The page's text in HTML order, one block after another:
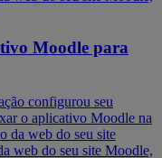
Moodle para
configurou seu
o aplicativo Moodle na
da web do seu site
web do seu site Moodle,